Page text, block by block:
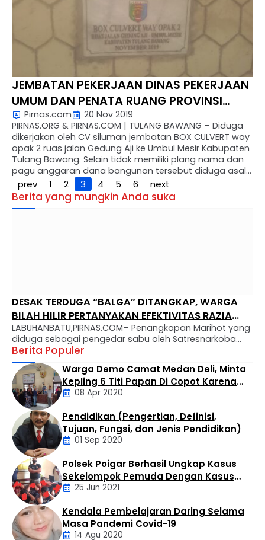
JEMBATAN PEKERJAAN DINAS PEKERJAAN
UMUM DAN PENATA RUANG PROVINSI
LAMPUNG
Pirnas.com
20 Nov 2019
PIRNAS.ORG & PIRNAS.COM | TULANG BAWANG – Diduga
dikerjakan oleh CV siluman jembatan BOX CULVERT way
opak 2 ruas jalan Gedung Aji ke Umbul Mesir Kabupaten
Tulang Bawang. Selain tidak memiliki plang nama dan
pagu anggaran dana bangunan tersebut diduga asal
jadi beberapa kali kami coba menghubungi pengawas
dan konsultannya namun tak pernah ada di lokasi …
prev 1 2 3 4 5 6 next
Berita yang mungkin Anda suka
DESAK TERDUGA “BALGA” DITANGKAP, WARGA
BILAH HILIR PERTANYAKAN EFEKTIVITAS RAZIA
NARKOBA
LABUHANBATU,PIRNAS.COM– Penangkapan Marihot yang
diduga sebagai pengedar sabu oleh Satresnarkoba
Polres Labuhanbatu memicu gelombang keresahan
dan desakan dari masyarakat. Warga Kelurahan Negeri
Lama kini menuntut Polsek Bilah Hilir untuk segera
meringkus “Balga”, sosok yang santer disebut sebagai
suplayer sekaligus bandar besar yang mengendalikan
peredaran barang haram tersebut. Marihot diketahui
mengoperasikan bisnis haramnya di wilayah Titi …
Berita Populer
Daerah
Warga Demo Camat Medan Deli, Minta
Kepling 6 Titi Papan Di Copot Karena
Tak Perduli Sama Warganya
08 Apr 2020
Artikel
Pendidikan (Pengertian, Definisi,
Tujuan, Fungsi, dan Jenis Pendidikan)
01 Sep 2020
Daerah
Polsek Poigar Berhasil Ungkap Kasus
Sekelompok Pemuda Dengan Kasus
Pencabulan
25 Jun 2021
Kendala Pembelajaran Daring Selama
Masa Pandemi Covid-19
14 Agu 2020